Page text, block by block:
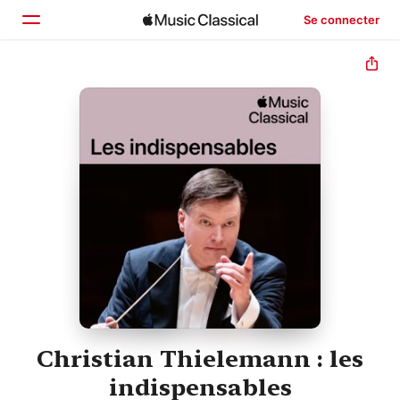
Se connecter
Accueil
Rechercher
Christian Thielemann : les
indispensables